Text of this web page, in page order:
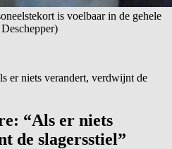
is voelbaar in de gehele
er niets verandert, verdwijnt de
“Als er niets
de slagersstiel”